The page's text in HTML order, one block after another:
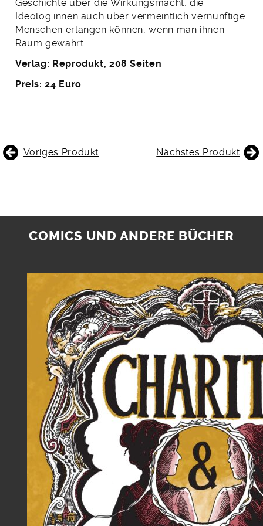
Geschichte über die Wirkungsmacht, die
Ideolog:innen auch über vermeintlich vernünftige
Menschen erlangen können, wenn man ihnen
Raum gewährt.
Verlag: Reprodukt, 208 Seiten
Preis: 24 Euro
BEITRAGSNAVIGATION
Voriges Produkt Nächstes Produkt
COMICS UND ANDERE BÜCHER